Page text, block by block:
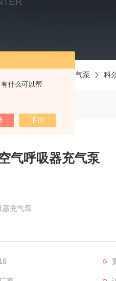
什么可以帮
科尔奇呼吸空气充气泵 科
气呼吸器充气泵
器充气泵